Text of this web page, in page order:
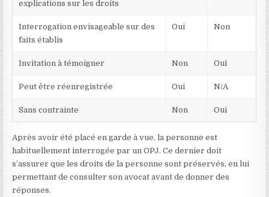
explications sur les droits
Interrogation envisageable sur des
faits établis
Oui Non
Invitation à témoigner Non Oui
Peut être réenregistrée Oui N/A
Sans contrainte Non Oui
Après avoir été placé en garde à vue, la personne est
habituellement interrogée par un OPJ. Ce dernier doit
s’assurer que les droits de la personne sont préservés, en lui
permettant de consulter son avocat avant de donner des
réponses.